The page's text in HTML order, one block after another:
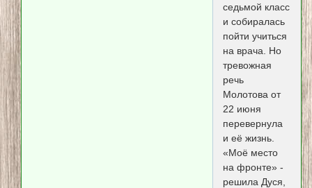
седьмой класс
и собиралась
пойти учиться
на врача. Но
тревожная
речь
Молотова от
22 июня
перевернула
и её жизнь.
«Моё место
на фронте» -
решила Дуся,